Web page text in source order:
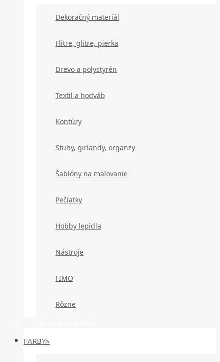
Dekoračný materiál
Flitre, glitre, pierka
Drevo a polystyrén
Textil a hodváb
Kontúry
Stuhy, girlandy, organzy
Šablóny na maľovanie
Pečiatky
Hobby lepidla
Nástroje
FIMO
Rôzne
FARBY»